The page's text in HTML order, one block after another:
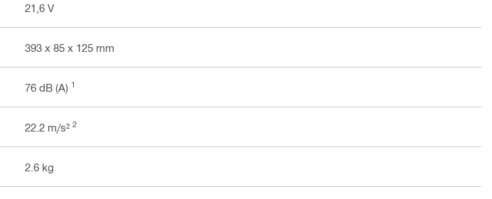
21,6 V
393 x 85 x 125 mm
76 dB (A) 1
22.2 m/s² 2
2.6 kg